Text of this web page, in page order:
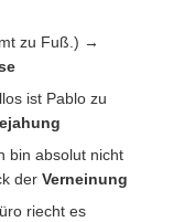
zu Fuß.) →
ist Pablo zu
bin absolut nicht
der Verneinung
riecht es